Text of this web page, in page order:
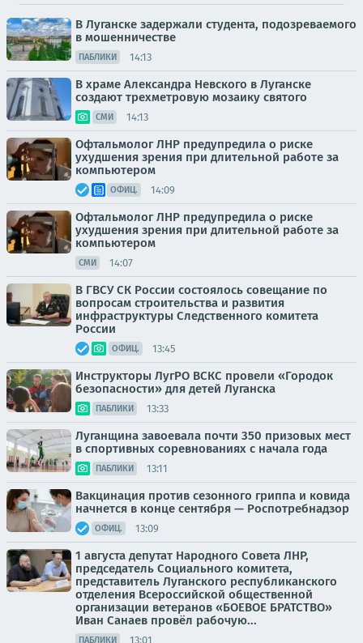
В Луганске задержали студента, подозреваемого
в мошенничестве
ПАБЛИКИ 14:13
В храме Александра Невского в Луганске
создают трехметровую мозаику святого
СМИ 14:13
Офтальмолог ЛНР предупредила о риске
ухудшения зрения при длительной работе за
компьютером
ОФИЦ. 14:09
Офтальмолог ЛНР предупредила о риске
ухудшения зрения при длительной работе за
компьютером
СМИ 14:07
В ГВСУ СК России состоялось совещание по
вопросам строительства и развития
инфраструктуры Следственного комитета
России
ОФИЦ. 13:45
Инструкторы ЛугРО ВСКС провели «Городок
безопасности» для детей Луганска
ПАБЛИКИ 13:33
Луганщина завоевала почти 350 призовых мест
в спортивных соревнованиях с начала года
ПАБЛИКИ 13:11
Вакцинация против сезонного гриппа и ковида
начнется в конце сентября — Роспотребнадзор
ОФИЦ. 13:09
1 августа депутат Народного Совета ЛНР,
председатель Социального комитета,
представитель Луганского республиканского
отделения Всероссийской общественной
организации ветеранов «БОЕВОЕ БРАТСТВО»
Иван Санаев провёл рабочую...
ПАБЛИКИ 13:01